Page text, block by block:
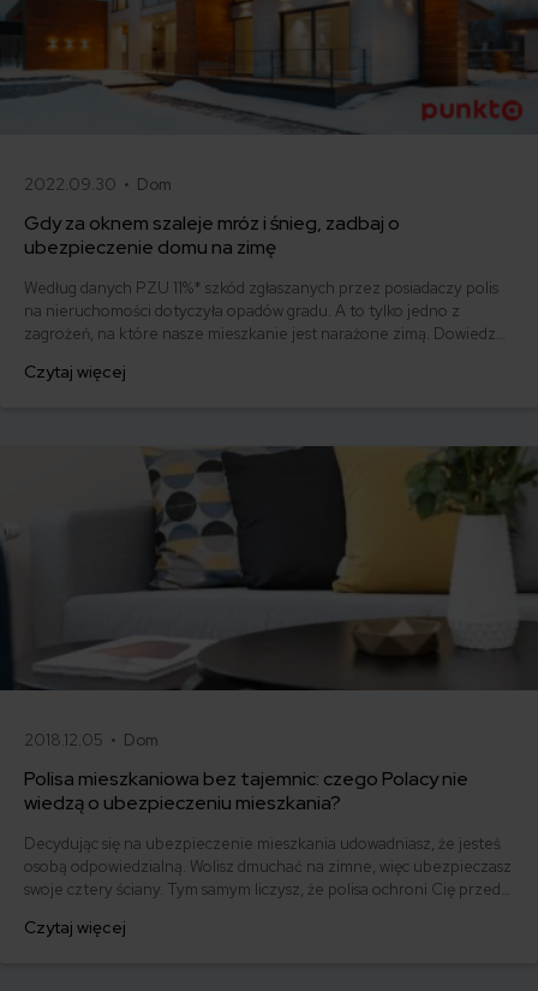
2022.09.30 • Dom
Gdy za oknem szaleje mróz i śnieg, zadbaj o
ubezpieczenie domu na zimę
Według danych PZU 11%* szkód zgłaszanych przez posiadaczy polis
na nieruchomości dotyczyła opadów gradu. A to tylko jedno z
zagrożeń, na które nasze mieszkanie jest narażone zimą. Dowiedz
roku.
Czytaj więcej
2018.12.05 • Dom
Polisa mieszkaniowa bez tajemnic: czego Polacy nie
wiedzą o ubezpieczeniu mieszkania?
Decydując się na ubezpieczenie mieszkania udowadniasz, że jesteś
osobą odpowiedzialną. Wolisz dmuchać na zimne, więc ubezpieczasz
swoje cztery ściany. Tym samym liczysz, że polisa ochroni Cię przed
że większość Polaków nie ma pojęcia o zakresie ubezpieczenia,
Czytaj więcej